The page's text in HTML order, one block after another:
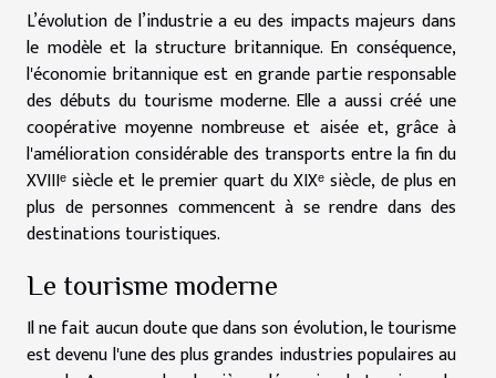
L’évolution de l’industrie a eu des impacts majeurs dans
le modèle et la structure britannique. En conséquence,
l'économie britannique est en grande partie responsable
des débuts du tourisme moderne. Elle a aussi créé une
coopérative moyenne nombreuse et aisée et, grâce à
l'amélioration considérable des transports entre la fin du
XVIIIᵉ siècle et le premier quart du XIXᵉ siècle, de plus en
plus de personnes commencent à se rendre dans des
destinations touristiques.
Le tourisme moderne
Il ne fait aucun doute que dans son évolution, le tourisme
est devenu l'une des plus grandes industries populaires au